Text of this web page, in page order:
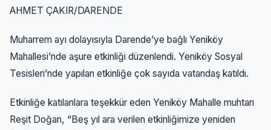
AHMET ÇAKIR/DARENDE
Muharrem ayı dolayısıyla Darende’ye bağlı Yeniköy
Mahallesi’nde aşure etkinliği düzenlendi. Yeniköy Sosyal
Tesisleri’nde yapılan etkinliğe çok sayıda vatandaş katıldı.
Etkinliğe katılanlara teşekkür eden Yeniköy Mahalle muhtarı
Reşit Doğan, “Beş yıl ara verilen etkinliğimize yeniden